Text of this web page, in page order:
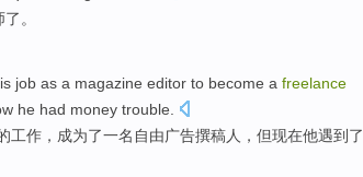
了 。
job as a magazine editor to become a freelance
he had money trouble
工作 ， 成为了一名自由广告撰稿人， 但现在他遇到了